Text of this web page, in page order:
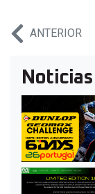
ANTERIOR